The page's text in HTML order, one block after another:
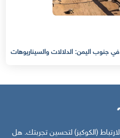
جنوب اليمن: الدلالات والسيناريوهات
(الكوكيز) لتحسين تجربتك. هل